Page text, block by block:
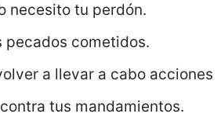
necesito tu perdón.
pecados cometidos.
a llevar a cabo acciones
tus mandamientos.